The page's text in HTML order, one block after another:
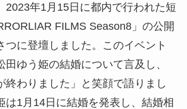
2023年1月15日に都内で行われた短
FILMS Season8」の公開
つに登壇しました。このイベント
田ゆう姫の結婚について言及し、
終わりました」と笑顔で語りまし
は1月14日に結婚を発表し、結婚相